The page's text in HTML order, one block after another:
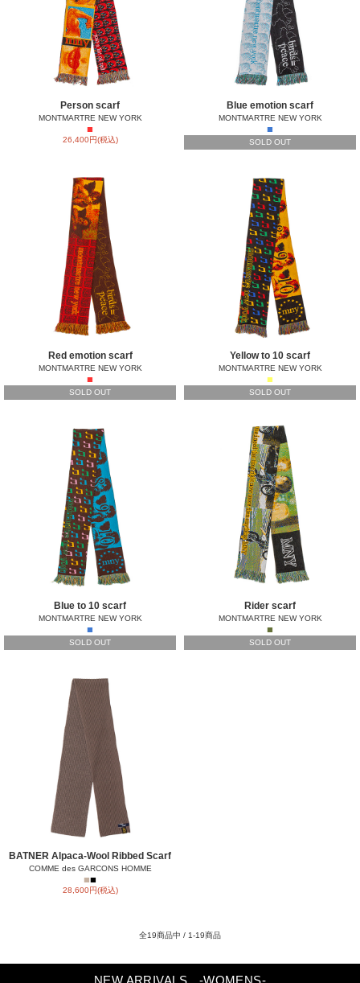
Person scarf
MONTMARTRE NEW YORK
■
26,400円(税込)
Blue emotion scarf
MONTMARTRE NEW YORK
■
SOLD OUT
Red emotion scarf
MONTMARTRE NEW YORK
■
SOLD OUT
Yellow to 10 scarf
MONTMARTRE NEW YORK
■
SOLD OUT
Blue to 10 scarf
MONTMARTRE NEW YORK
■
SOLD OUT
Rider scarf
MONTMARTRE NEW YORK
■
SOLD OUT
BATNER Alpaca-Wool Ribbed Scarf
COMME des GARCONS HOMME
■■
28,600円(税込)
全19商品中 / 1-19商品
NEW ARRIVALS -WOMENS-